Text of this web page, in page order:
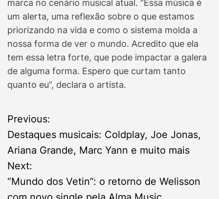
marca no cenário musical atual. “Essa música é
um alerta, uma reflexão sobre o que estamos
priorizando na vida e como o sistema molda a
nossa forma de ver o mundo. Acredito que ela
tem essa letra forte, que pode impactar a galera
de alguma forma. Espero que curtam tanto
quanto eu”, declara o artista.
P
o
s
t
Previous:
Destaques musicais: Coldplay, Joe Jonas,
Ariana Grande, Marc Yann e muito mais
Next:
“Mundo dos Vetin”: o retorno de Welisson